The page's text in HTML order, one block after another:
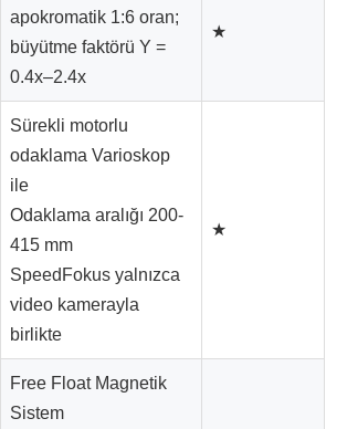
apokromatik 1:6 oran;
büyütme faktörü Y =
0.4x–2.4x
★
Sürekli motorlu
odaklama Varioskop
ile
Odaklama aralığı 200-
415 mm
SpeedFokus yalnızca
video kamerayla
birlikte
★
Free Float Magnetik
Sistem